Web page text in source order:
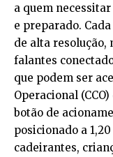
a quem
e preparado.
de alta resolução,
falantes
que podem ser
Operacional
botão de
posicionado a
cadeirantes,